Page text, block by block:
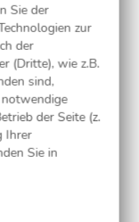
aus dieser
Sie der
zur
der
(Dritte), wie z.B.
sind,
der Seite (z.
Ihrer
Sie in